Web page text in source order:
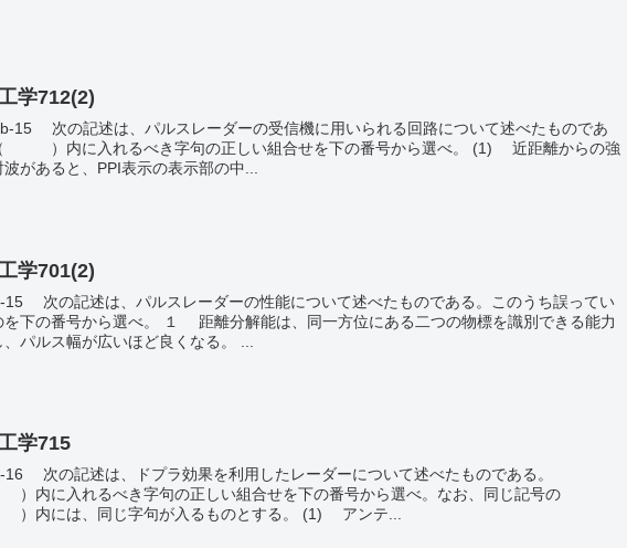
学712(2)
られる回路について述べたものであ
内に入れるべき字句の正しい組合せを下の番号から選べ。 (1) 近距離からの強
波があると、PPI表示の表示部の中...
学701(2)
のである。このうち誤ってい
選べ。 １ 距離分解能は、同一方位にある二つの物標を識別できる能力
学715
いて述べたものである。
内に入れるべき字句の正しい組合せを下の番号から選べ。なお、同じ記号の
（ ）内には、同じ字句が入るものとする。 (1) アンテ...